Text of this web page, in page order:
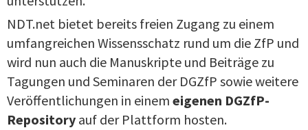
NDT.net bietet bereits freien Zugang zu einem
umfangreichen Wissensschatz rund um die ZfP und
wird nun auch die Manuskripte und Beiträge zu
Tagungen und Seminaren der DGZfP sowie weitere
Veröffentlichungen in einem eigenen DGZfP-
Repository auf der Plattform hosten.